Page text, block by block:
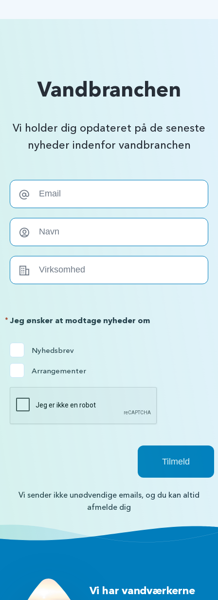
Vandbranchen
Vi holder dig opdateret på de seneste
nyheder indenfor vandbranchen
Jeg ønsker at modtage nyheder om
*
Nyhedsbrev
Arrangementer
Vi sender ikke unødvendige emails, og du kan altid
afmelde dig
Vi har vandværkerne